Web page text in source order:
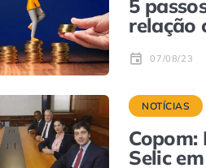
5
relação
07/08/23
NOTÍCIAS
Copom:
Selic